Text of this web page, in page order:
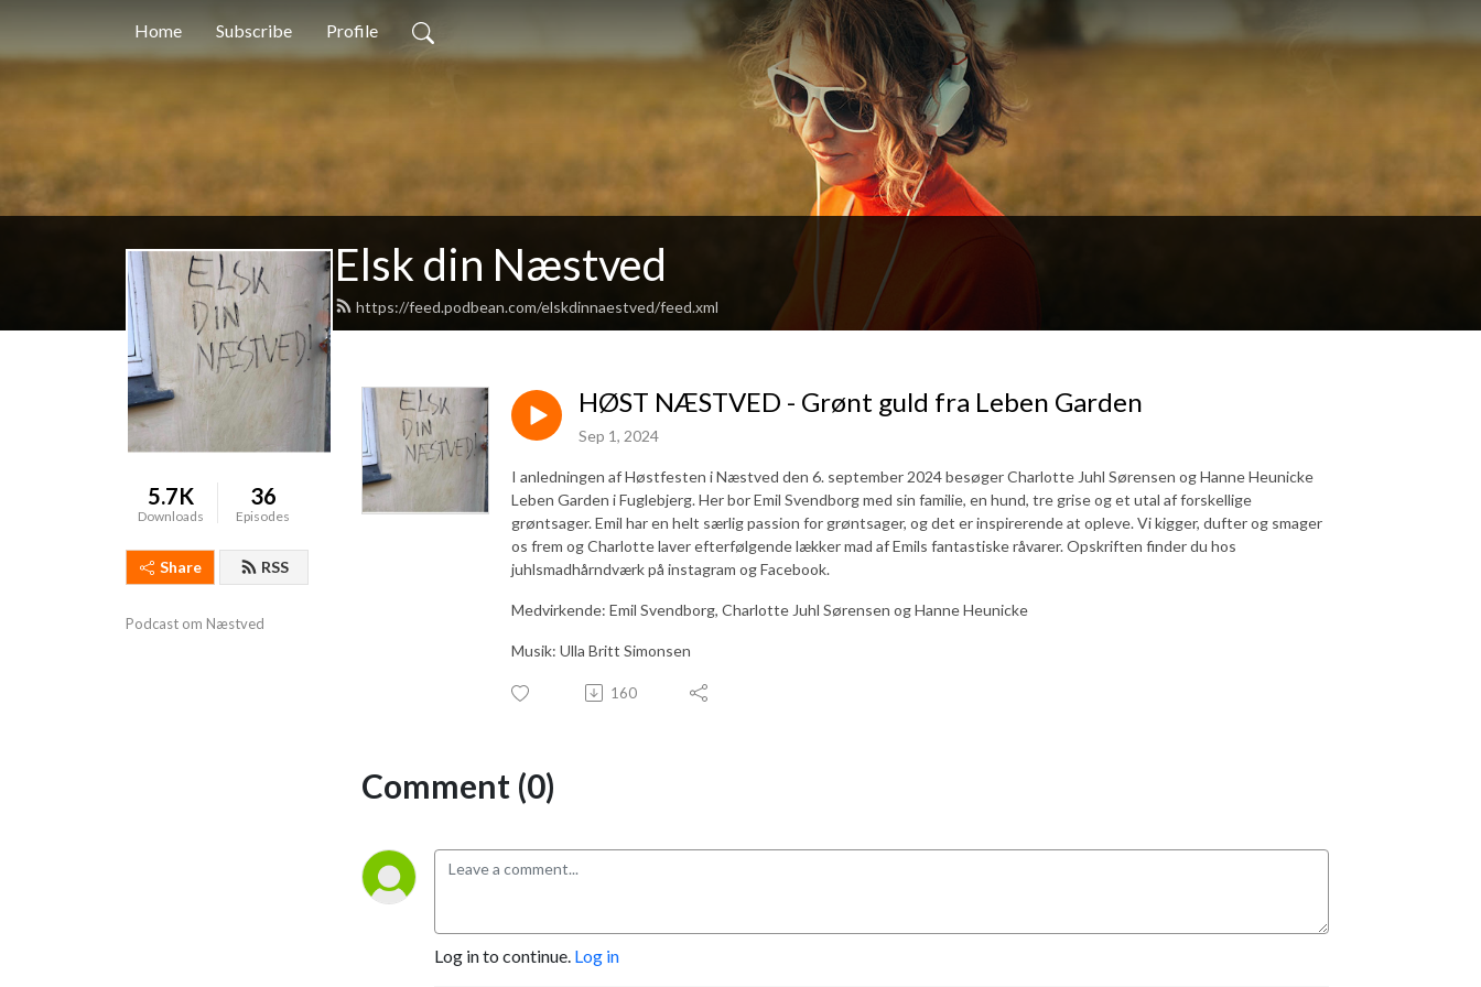
Home Subscribe Profile
Elsk din Næstved
https://feed.podbean.com/elskdinnaestved/feed.xml
5.7K
Downloads
36
Episodes
Share RSS
Podcast om Næstved
HØST NÆSTVED - Grønt guld fra Leben Garden
Sep 1, 2024
I anledningen af Høstfesten i Næstved den 6. september 2024 besøger Charlotte Juhl Sørensen og Hanne Heunicke
Leben Garden i Fuglebjerg. Her bor Emil Svendborg med sin familie, en hund, tre grise og et utal af forskellige
grøntsager. Emil har en helt særlig passion for grøntsager, og det er inspirerende at opleve. Vi kigger, dufter og smager
os frem og Charlotte laver efterfølgende lækker mad af Emils fantastiske råvarer. Opskriften finder du hos
juhlsmadhårndværk på instagram og Facebook.
Medvirkende: Emil Svendborg, Charlotte Juhl Sørensen og Hanne Heunicke
Musik: Ulla Britt Simonsen
160
Comment (0)
Log in to continue. Log in